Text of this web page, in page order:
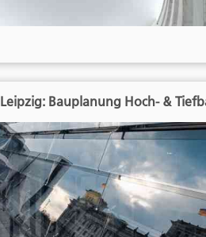
Bauplanung Hoch- &